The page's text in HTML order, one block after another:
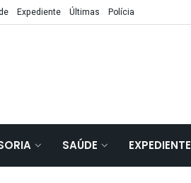
Expediente Últimas Polícia
SAÚDE EXPEDIENTE